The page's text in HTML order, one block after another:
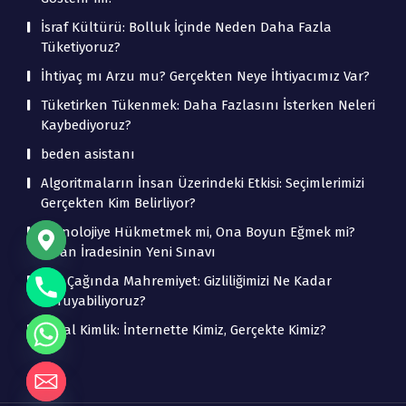
İsraf Kültürü: Bolluk İçinde Neden Daha Fazla
Tüketiyoruz?
İhtiyaç mı Arzu mu? Gerçekten Neye İhtiyacımız Var?
Tüketirken Tükenmek: Daha Fazlasını İsterken Neleri
Kaybediyoruz?
beden asistanı
Algoritmaların İnsan Üzerindeki Etkisi: Seçimlerimizi
Gerçekten Kim Belirliyor?
Teknolojiye Hükmetmek mi, Ona Boyun Eğmek mi?
İnsan İradesinin Yeni Sınavı
Veri Çağında Mahremiyet: Gizliliğimizi Ne Kadar
Koruyabiliyoruz?
Dijital Kimlik: İnternette Kimiz, Gerçekte Kimiz?
chaty